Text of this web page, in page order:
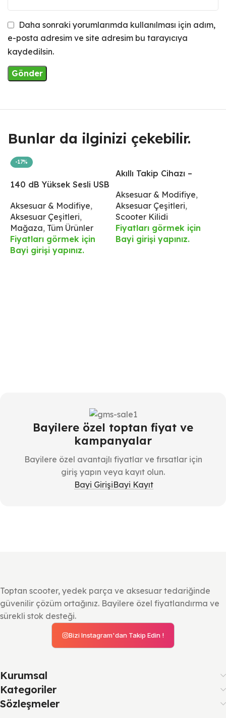
Daha sonraki yorumlarımda kullanılması için adım,
e-posta adresim ve site adresim bu tarayıcıya
kaydedilsin.
Bunlar da ilginizi çekebilir.
-17%
140 dB Yüksek Sesli USB
Işıklı Ön Aydınlatma –
IPX6 Su Geçirmez
Aksesuar & Modifiye,
Aksesuar Çeşitleri,
Mağaza, Tüm Ürünler
Fiyatları görmek için
Bayi girişi yapınız.
Akıllı Takip Cihazı –
Aksesuar & Modifiye,
Aksesuar Çeşitleri,
Scooter Kilidi
Fiyatları görmek için
Bayi girişi yapınız.
Bayilere özel toptan fiyat ve
kampanyalar
Bayilere özel avantajlı fiyatlar ve fırsatlar için
giriş yapın veya kayıt olun.
Bayi GirişiBayi Kayıt
Toptan scooter, yedek parça ve aksesuar tedariğinde
güvenilir çözüm ortağınız. Bayilere özel fiyatlandırma ve
sürekli stok desteği.
Bizi Instagram'dan Takip Edin !
Kurumsal
Kategoriler
Sözleşmeler